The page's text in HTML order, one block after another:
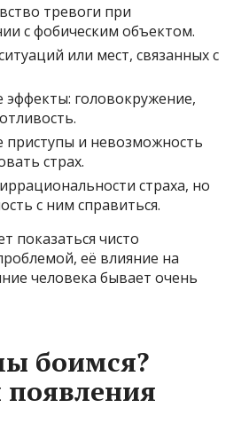
тревоги при
с фобическим объектом.
или мест, связанных с
эффекты: головокружение,
приступы и невозможность
страх.
страха, но
с ним справиться.
показаться чисто
её влияние на
человека бывает очень
боимся?